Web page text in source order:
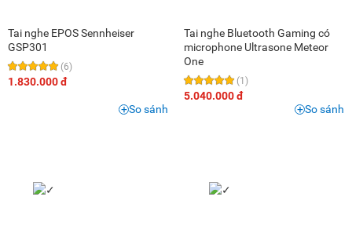
Tai nghe EPOS Sennheiser
GSP301
(6)
1.830.000 đ
So sánh
Tai nghe Bluetooth Gaming có
microphone Ultrasone Meteor
One
(1)
5.040.000 đ
So sánh